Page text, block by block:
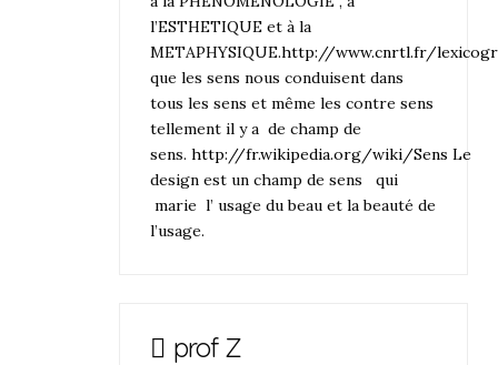
l’ESTHETIQUE et à la
METAPHYSIQUE.http://www.cnrtl.fr/
que les sens nous conduisent dans
tous les sens et même les contre sens
tellement il y a de champ de
sens.http://fr.wikipedia.org/wiki/Sens Le
design est un champ de sens qui
marie l’ usage du beau et la beauté de
l’usage.
prof Z